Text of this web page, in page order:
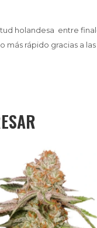
holandesa entre
rápido gracias a las